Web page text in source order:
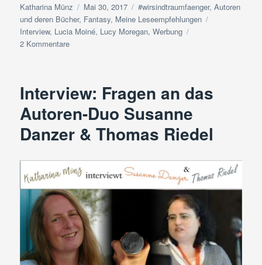
Autor
Katharina Münz
Veröffentlicht
am
Mai 30, 2017 Kategorien
#wirsindtraumfaenger,Autoren
und deren Bücher, Fantasy, Meine Leseempfehlungen
Interview, Lucia Moiné, Lucy Moregan,Werbung
2 Kommentarezu
die
Autorin
Lucia
Moiné
Moregan)
Interview: Fragen an das
Autoren-Duo Susanne
Danzer & Thomas Riedel